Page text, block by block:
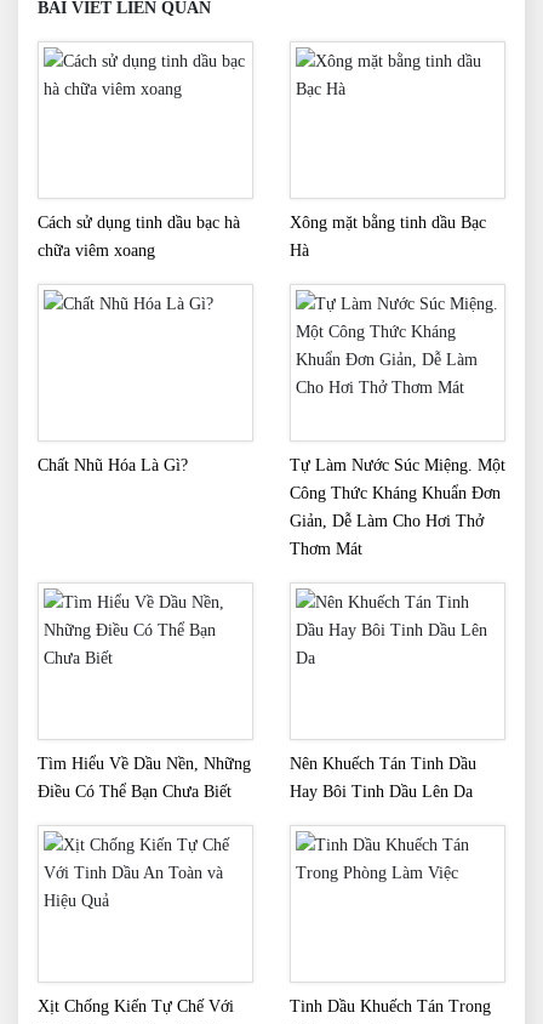
BÀI VIẾT LIÊN QUAN
Cách sử dụng tinh dầu bạc hà
chữa viêm xoang
Xông mặt bằng tinh dầu Bạc
Hà
Chất Nhũ Hóa Là Gì?
Tự Làm Nước Súc Miệng. Một
Công Thức Kháng Khuẩn Đơn
Giản, Dễ Làm Cho Hơi Thở
Thơm Mát
Tìm Hiểu Về Dầu Nền, Những
Điều Có Thể Bạn Chưa Biết
Nên Khuếch Tán Tinh Dầu
Hay Bôi Tinh Dầu Lên Da
Xịt Chống Kiến Tự Chế Với
Tinh Dầu Khuếch Tán Trong